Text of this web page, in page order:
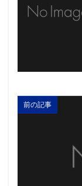
前の記事